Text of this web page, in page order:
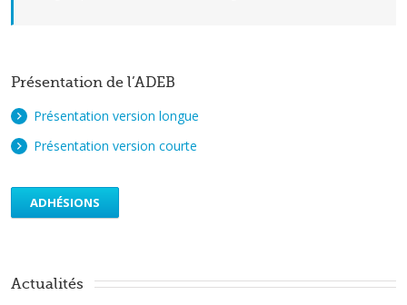
Présentation de l’ADEB
Présentation version longue
Présentation version courte
ADHÉSIONS
Actualités